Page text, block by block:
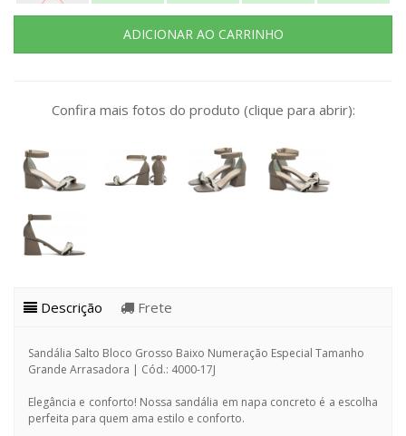
Confira mais fotos do produto (clique para abrir):
Descrição Frete
Sandália Salto Bloco Grosso Baixo Numeração Especial Tamanho
Grande Arrasadora | Cód.: 4000-17J
Elegância e conforto! Nossa sandália em napa concreto é a escolha
perfeita para quem ama estilo e conforto.